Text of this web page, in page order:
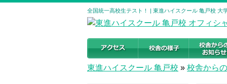
全国統一高校生テスト！ | 東進ハイスクール 亀戸校 大
東進ハイスクール 亀戸校 » 校舎から